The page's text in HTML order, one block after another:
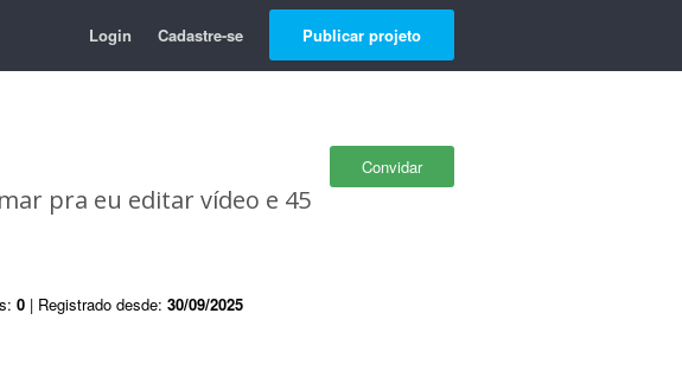
Login Cadastre-se Publicar projeto
Convidar
pra eu editar vídeo e 45
0 | Registrado desde: 30/09/2025